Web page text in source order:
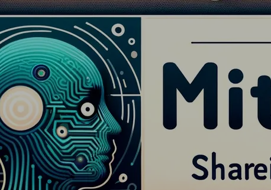
Le Chemin vers la Transformation par l'IA